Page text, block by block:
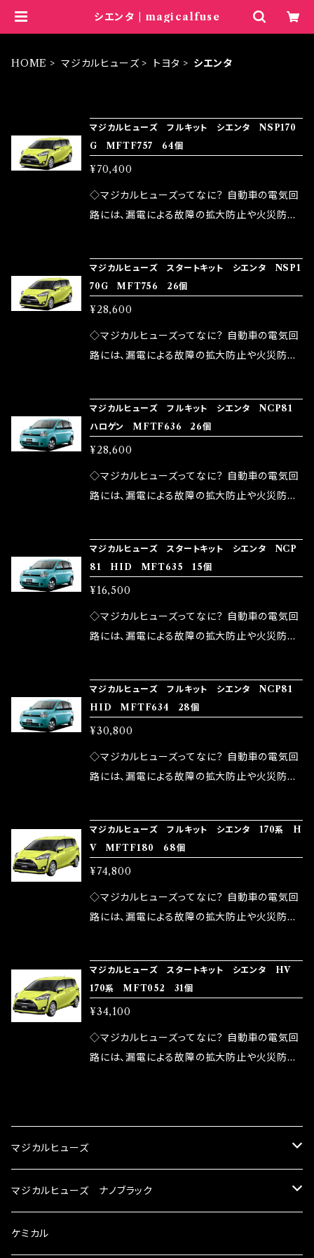
シエンタ | magicalfuse
HOME マジカルヒューズ トヨタ シエンタ
マジカルヒューズ フルキット シエンタ NSP170
G MFTF757 64個
¥70,400
◇マジカルヒューズってなに？ 自動車の電気回
路には、漏電による故障の拡大防止や火災防止
路として、各回路への電力供給を行っています。
しかし、ヒューズには拭い去れない欠点があり
ます。 1.溶接回路であるため、配線と比較し抵抗
が大きい。 2.金属部分が露出している為、空気
中に漏電してしまう。 3.金属プレートが接触する
ズが、マジカルヒューズになります。 ◇マジカル
ヒューズの効果 マジカルヒューズは放電防止効
果・接触抵抗低減効果により、このような効果を
発揮します。 ・アクセルレスポンスの向上 ・アイ
ドリング安定化（静粛性UP） ・ターボ車のターボ
など、これらの効果は、タウンユースだけでなく、
モータースポーツシーンでの実証実験の上、 製
品化を果たしております。
マジカルヒューズ スタートキット シエンタ NSP1
70G MFT756 26個
¥28,600
◇マジカルヒューズってなに？ 自動車の電気回
路には、漏電による故障の拡大防止や火災防止
路として、各回路への電力供給を行っています。
しかし、ヒューズには拭い去れない欠点があり
ます。 1.溶接回路であるため、配線と比較し抵抗
が大きい。 2.金属部分が露出している為、空気
中に漏電してしまう。 3.金属プレートが接触する
ズが、マジカルヒューズになります。 ◇マジカル
ヒューズの効果 マジカルヒューズは放電防止効
果・接触抵抗低減効果により、このような効果を
発揮します。 ・アクセルレスポンスの向上 ・アイ
ドリング安定化（静粛性UP） ・ターボ車のターボ
など、これらの効果は、タウンユースだけでなく、
モータースポーツシーンでの実証実験の上、 製
品化を果たしております。
マジカルヒューズ フルキット シエンタ NCP81
ハロゲン MFTF636 26個
¥28,600
◇マジカルヒューズってなに？ 自動車の電気回
路には、漏電による故障の拡大防止や火災防止
路として、各回路への電力供給を行っています。
しかし、ヒューズには拭い去れない欠点があり
ます。 1.溶接回路であるため、配線と比較し抵抗
が大きい。 2.金属部分が露出している為、空気
中に漏電してしまう。 3.金属プレートが接触する
ズが、マジカルヒューズになります。 ◇マジカル
ヒューズの効果 マジカルヒューズは放電防止効
果・接触抵抗低減効果により、このような効果を
発揮します。 ・アクセルレスポンスの向上 ・アイ
ドリング安定化（静粛性UP） ・ターボ車のターボ
など、これらの効果は、タウンユースだけでなく、
モータースポーツシーンでの実証実験の上、 製
品化を果たしております。
マジカルヒューズ スタートキット シエンタ NCP
81 HID MFT635 15個
¥16,500
◇マジカルヒューズってなに？ 自動車の電気回
路には、漏電による故障の拡大防止や火災防止
路として、各回路への電力供給を行っています。
しかし、ヒューズには拭い去れない欠点があり
ます。 1.溶接回路であるため、配線と比較し抵抗
が大きい。 2.金属部分が露出している為、空気
中に漏電してしまう。 3.金属プレートが接触する
ズが、マジカルヒューズになります。 ◇マジカル
ヒューズの効果 マジカルヒューズは放電防止効
果・接触抵抗低減効果により、このような効果を
発揮します。 ・アクセルレスポンスの向上 ・アイ
ドリング安定化（静粛性UP） ・ターボ車のターボ
など、これらの効果は、タウンユースだけでなく、
モータースポーツシーンでの実証実験の上、 製
品化を果たしております。
マジカルヒューズ フルキット シエンタ NCP81
HID MFTF634 28個
¥30,800
◇マジカルヒューズってなに？ 自動車の電気回
路には、漏電による故障の拡大防止や火災防止
路として、各回路への電力供給を行っています。
しかし、ヒューズには拭い去れない欠点があり
ます。 1.溶接回路であるため、配線と比較し抵抗
が大きい。 2.金属部分が露出している為、空気
中に漏電してしまう。 3.金属プレートが接触する
ズが、マジカルヒューズになります。 ◇マジカル
ヒューズの効果 マジカルヒューズは放電防止効
果・接触抵抗低減効果により、このような効果を
発揮します。 ・アクセルレスポンスの向上 ・アイ
ドリング安定化（静粛性UP） ・ターボ車のターボ
モータースポーツシーンでの実証実験の上、 製
マジカルヒューズ フルキット シエンタ 170系 H
V MFTF180 68個
¥74,800
◇マジカルヒューズってなに？ 自動車の電気回
路には、漏電による故障の拡大防止や火災防止
路として、各回路への電力供給を行っています。
しかし、ヒューズには拭い去れない欠点があり
ます。 1.溶接回路であるため、配線と比較し抵抗
が大きい。 2.金属部分が露出している為、空気
中に漏電してしまう。 3.金属プレートが接触する
果・接触抵抗低減効果により、このような効果を
発揮します。 ・アクセルレスポンスの向上 ・アイ
ドリング安定化（静粛性UP） ・ターボ車のターボ
ラグ改善 ・低速からのトルクアップ ・オーディオ
マジカルヒューズ スタートキット シエンタ HV
170系 MFT052 31個
¥34,100
◇マジカルヒューズってなに？ 自動車の電気回
路には、漏電による故障の拡大防止や火災防止
中に漏電してしまう。 3.金属プレートが接触する
がゆえ、接触抵抗がある。 この3点です。 1は、取
ズが、マジカルヒューズになります。 ◇マジカル
マジカルヒューズ
スズキ
KEI
スバル
マジカルヒューズ ナノブラック
スズキ ブラック
ケミカル